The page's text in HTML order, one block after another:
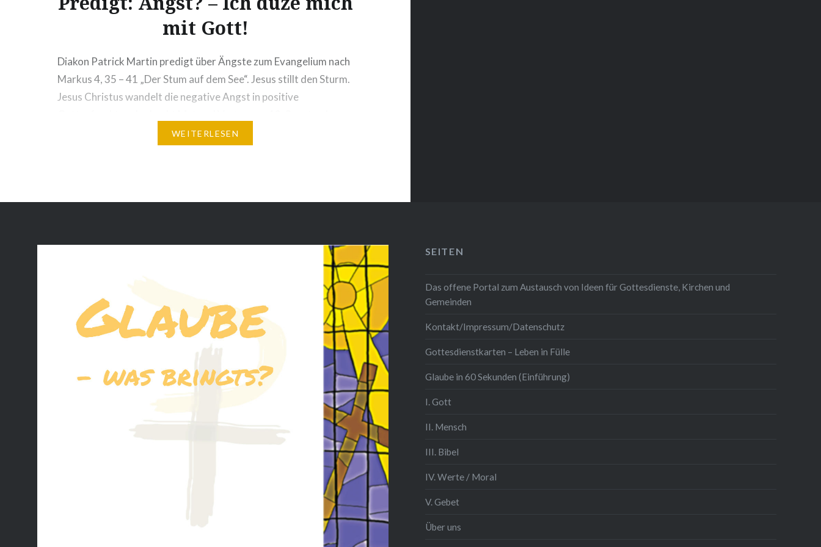
mit Gott!
Diakon Patrick Martin predigt über Ängste zum Evangelium nach
Markus 4, 35 – 41 „Der Stum auf dem See“. Jesus stillt den Sturm.
Jesus Christus wandelt die negative Angst in positive
Jahreskreis B. Die Predigt wurde in Pegnitz gehalten, katholische
Herz-Jesu-Kirche. Karl von Gerok Das Kind…
WEITERLESEN
SEITEN
Das offene Portal zum Austausch von Ideen für Gottesdienste, Kirchen und
Gemeinden
Kontakt/Impressum/Datenschutz
Gottesdienstkarten – Leben in Fülle
Glaube in 60 Sekunden (Einführung)
I. Gott
II. Mensch
III. Bibel
IV. Werte / Moral
V. Gebet
Über uns